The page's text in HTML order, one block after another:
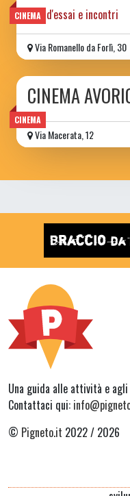
CINEMAfilm d'essai e incontri
Via Romanello da Forlì, 30
CINEMA
CINEMA
Via Macerata, 12
Una guida alle attività e
Contattaci qui:
© Pigneto.it 2022 / 2026